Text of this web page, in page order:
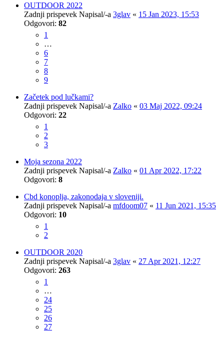
OUTDOOR 2022
Zadnji prispevek Napisal/-a 3glav « 15 Jan 2023, 15:53
Odgovori: 82
1
…
6
7
8
9
Začetek pod lučkami?
Zadnji prispevek Napisal/-a Zalko « 03 Maj 2022, 09:24
Odgovori: 22
1
2
3
Moja sezona 2022
Zadnji prispevek Napisal/-a Zalko « 01 Apr 2022, 17:22
Odgovori: 8
Cbd konoplja, zakonodaja v sloveniji.
Zadnji prispevek Napisal/-a mfdoom07 « 11 Jun 2021, 15:35
Odgovori: 10
1
2
OUTDOOR 2020
Zadnji prispevek Napisal/-a 3glav « 27 Apr 2021, 12:27
Odgovori: 263
1
…
24
25
26
27